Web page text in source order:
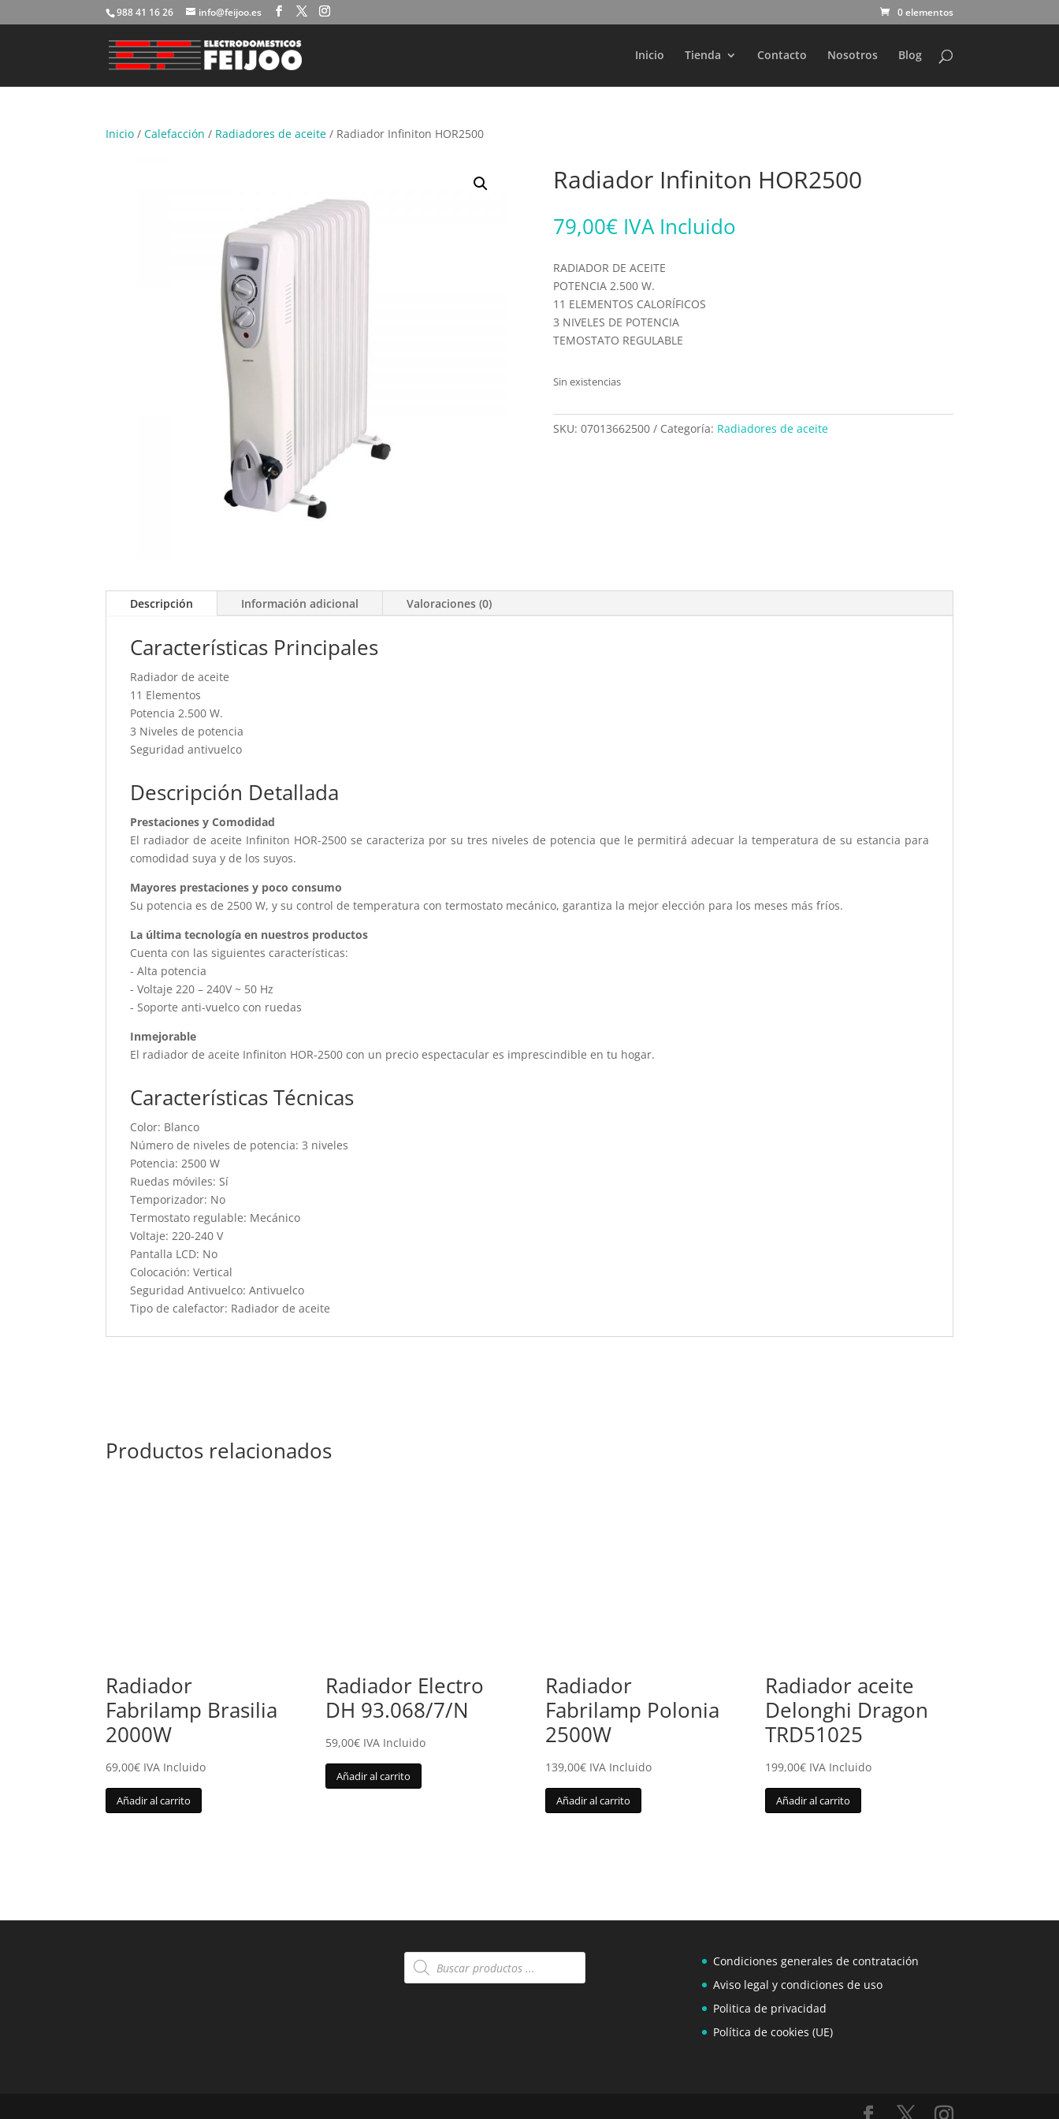
988 41 16 26 info@feijoo.es 0 elementos
Inicio Tienda Contacto Nosotros Blog
Búsqueda
productos
Inicio /Calefacción / Radiadores de aceite / Radiador Infiniton HOR2500
Radiador Infiniton HOR2500
79,00€ IVA Incluido
RADIADOR DE ACEITE
POTENCIA 2.500 W.
11 ELEMENTOS CALORÍFICOS
3 NIVELES DE POTENCIA
TEMOSTATO REGULABLE
Sin existencias
SKU: 07013662500 Categoría: Radiadores de aceite
Descripción Información adicional Valoraciones (0)
Características Principales
Radiador de aceite
11 Elementos
Potencia 2.500 W.
3 Niveles de potencia
Seguridad antivuelco
Descripción Detallada
Prestaciones y Comodidad
El radiador de aceite Infiniton HOR-2500 se caracteriza por su tres niveles de potencia que le permitirá adecuar la temperatura de su estancia para
comodidad suya y de los suyos.
Mayores prestaciones y poco consumo
Su potencia es de 2500 W, y su control de temperatura con termostato mecánico, garantiza la mejor elección para los meses más fríos.
La última tecnología en nuestros productos
Cuenta con las siguientes características:
- Alta potencia
- Voltaje 220 – 240V ~ 50 Hz
- Soporte anti-vuelco con ruedas
Inmejorable
El radiador de aceite Infiniton HOR-2500 con un precio espectacular es imprescindible en tu hogar.
Características Técnicas
Color: Blanco
Número de niveles de potencia: 3 niveles
Potencia: 2500 W
Ruedas móviles: Sí
Temporizador: No
Termostato regulable: Mecánico
Voltaje: 220-240 V
Pantalla LCD: No
Colocación: Vertical
Seguridad Antivuelco: Antivuelco
Tipo de calefactor: Radiador de aceite
Productos relacionados
Radiador
Fabrilamp Brasilia
2000W
69,00€ IVA Incluido
Añadir al carrito
Radiador Electro
DH 93.068/7/N
59,00€ IVA Incluido
Añadir al carrito
Radiador
Fabrilamp Polonia
2500W
139,00€ IVA Incluido
Añadir al carrito
Radiador aceite
Delonghi Dragon
TRD51025
199,00€ IVA Incluido
Añadir al carrito
Búsqueda
de
Condiciones generales de contratación
Aviso legal y condiciones de uso
Politica de privacidad
Política de cookies (UE)